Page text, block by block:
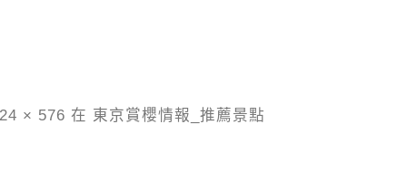
× 576 在 東京賞櫻情報_推薦景點